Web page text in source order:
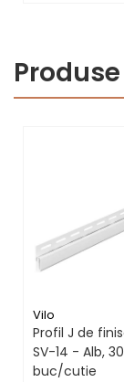
Vilo
Profil J de
SV-14 - Alb,
buc/cutie